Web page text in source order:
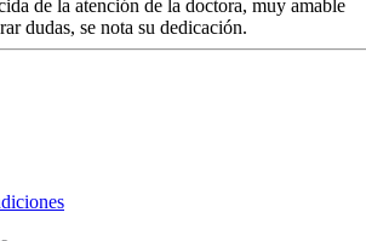
de la atención de la doctora, muy amable
dudas, se nota su dedicación.